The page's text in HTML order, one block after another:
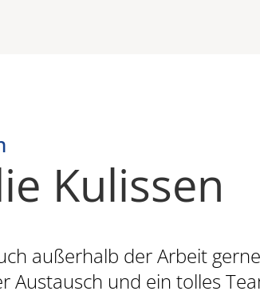
Kulissen
außerhalb der Arbeit
und ein tolles